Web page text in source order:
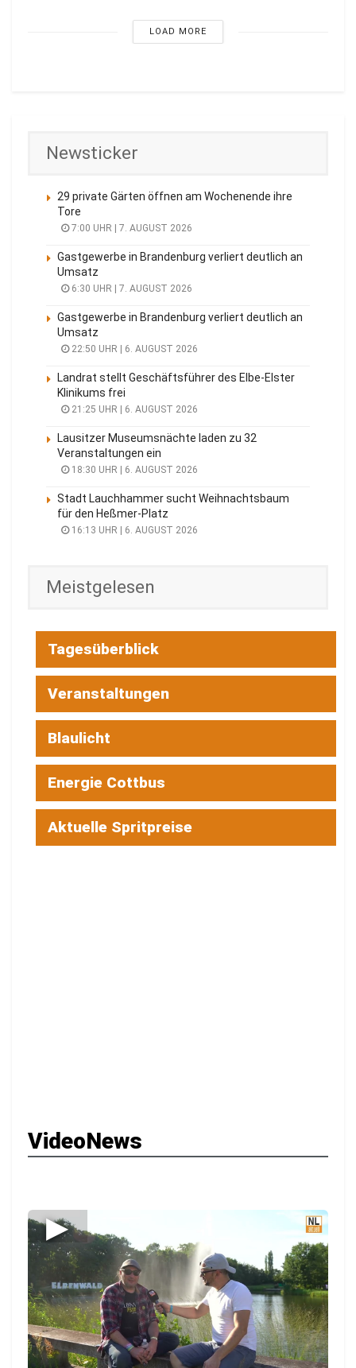
LOAD MORE
Newsticker
29 private Gärten öffnen am Wochenende ihre
Tore
7:00 UHR | 7. AUGUST 2026
Gastgewerbe in Brandenburg verliert deutlich an
Umsatz
6:30 UHR | 7. AUGUST 2026
Gastgewerbe in Brandenburg verliert deutlich an
Umsatz
22:50 UHR | 6. AUGUST 2026
Landrat stellt Geschäftsführer des Elbe-Elster
Klinikums frei
21:25 UHR | 6. AUGUST 2026
Lausitzer Museumsnächte laden zu 32
Veranstaltungen ein
18:30 UHR | 6. AUGUST 2026
Stadt Lauchhammer sucht Weihnachtsbaum
für den Heßmer-Platz
16:13 UHR | 6. AUGUST 2026
Meistgelesen
Tagesüberblick
Veranstaltungen
Blaulicht
Energie Cottbus
Aktuelle Spritpreise
VideoNews
▶